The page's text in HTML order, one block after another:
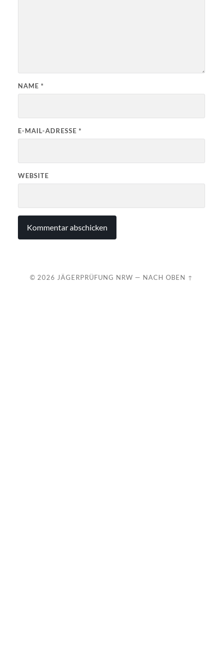
NAME *
E-MAIL-ADRESSE *
WEBSITE
© 2026 JÄGERPRÜFUNG NRW — NACH OBEN ↑